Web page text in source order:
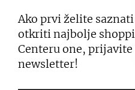
Ako prvi želite
otkriti najbolje
Centeru one, prijavite
newsletter!